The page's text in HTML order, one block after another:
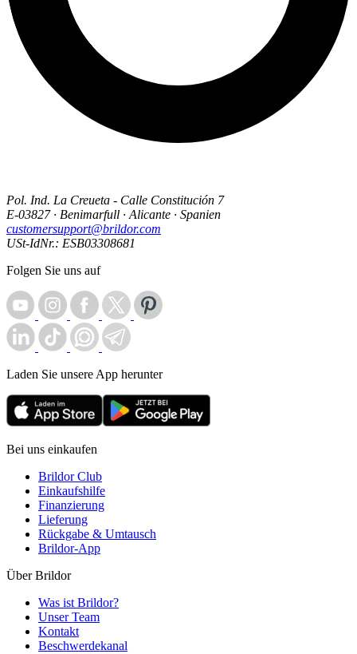
Pol. Ind. La Creueta - Calle Constitución 7
E-03827 · Benimarfull · Alicante · Spanien
customersupport@brildor.com
USt-IdNr.: ESB03308681
Folgen Sie uns auf
Laden Sie unsere App herunter
Bei uns einkaufen
Brildor Club
Einkaufshilfe
Finanzierung
Lieferung
Rückgabe & Umtausch
Brildor-App
Über Brildor
Was ist Brildor?
Unser Team
Kontakt
Beschwerdekanal